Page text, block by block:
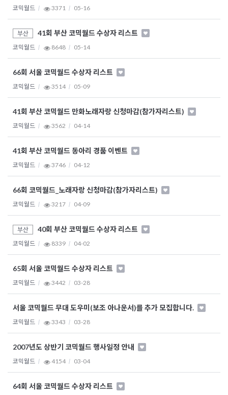
코믹월드 3371 05-16
부산 41회 부산 코믹월드 수상자 리스트
코믹월드 8648 05-14
66회 서울 코믹월드 수상자 리스트
코믹월드 3514 05-09
41회 부산 코믹월드 만화노래자랑 신청마감(참가자리스트)
코믹월드 3562 04-14
41회 부산 코믹월드 동아리 경품 이벤트
코믹월드 3746 04-12
66회 코믹월드_노래자랑 신청마감(참가자리스트)
코믹월드 3217 04-09
부산 40회 부산 코믹월드 수상자 리스트
코믹월드 8339 04-02
65회 서울 코믹월드 수상자 리스트
코믹월드 3442 03-28
서울 코믹월드 무대 도우미(보조 아나운서)를 추가 모집합니다.
코믹월드 3343 03-28
2007년도 상반기 코믹월드 행사일정 안내
코믹월드 4154 03-04
64회 서울 코믹월드 수상자 리스트